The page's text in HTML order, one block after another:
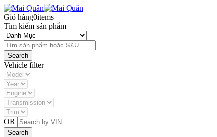
Giỏ hàng0items
Tìm kiếm sản phẩm
Vehicle filter
OR